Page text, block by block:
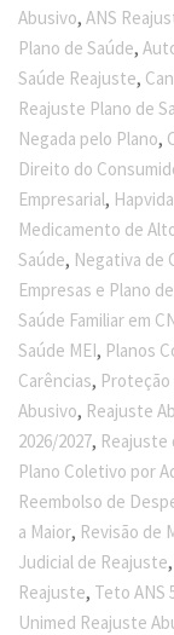
Abusivo, ANS
Plano de Saúde,
Saúde Reajuste,
Reajuste Plano de
Negada pelo Plano,
Direito do
Empresarial,
Medicamento de
Saúde, Negativa de
Empresas e Plano
Saúde Familiar em
Saúde MEI, Planos
Carências,
Abusivo, Reajuste
2026/2027, Reajuste
Plano Coletivo por
Reembolso de
a Maior, Revisão de
Judicial de Reajuste,
Reajuste, Teto ANS
Unimed Reajuste